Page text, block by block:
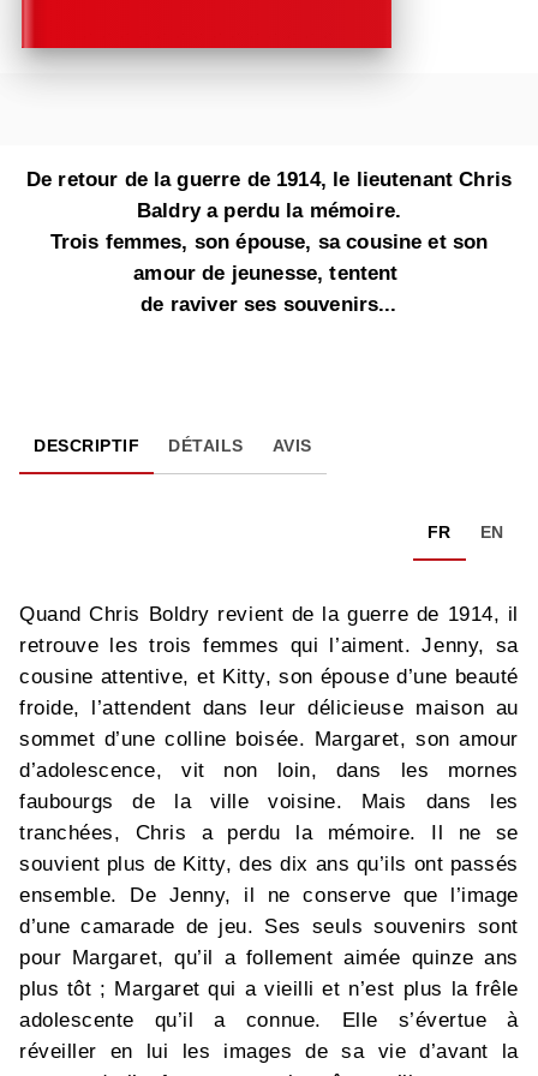
De retour de la guerre de 1914, le lieutenant Chris
Baldry a perdu la mémoire.
Trois femmes, son épouse, sa cousine et son
amour de jeunesse, tentent
de raviver ses souvenirs...
DESCRIPTIF DÉTAILS AVIS
FR EN
Quand Chris Boldry revient de la guerre de 1914, il
retrouve les trois femmes qui l’aiment. Jenny, sa
cousine attentive, et Kitty, son épouse d’une beauté
froide, l’attendent dans leur délicieuse maison au
sommet d’une colline boisée. Margaret, son amour
d’adolescence, vit non loin, dans les mornes
faubourgs de la ville voisine. Mais dans les
tranchées, Chris a perdu la mémoire. Il ne se
souvient plus de Kitty, des dix ans qu’ils ont passés
ensemble. De Jenny, il ne conserve que l’image
d’une camarade de jeu. Ses seuls souvenirs sont
pour Margaret, qu’il a follement aimée quinze ans
plus tôt ; Margaret qui a vieilli et n’est plus la frêle
adolescente qu’il a connue. Elle s’évertue à
réveiller en lui les images de sa vie d’avant la